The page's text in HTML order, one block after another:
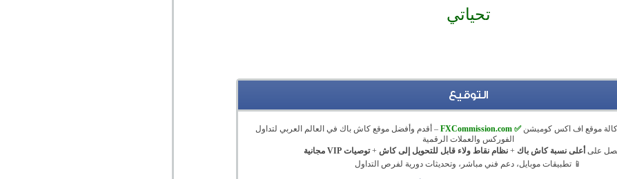
تحياتي
التوقيع
موقع اف اكس كوميشن✅ FXCommission.com
– أقدم وأفضل موقع كاش باك في العالم العربي لتداول
الفوركس والعملات الرقمية
على أعلى نسبة كاش باك +نظام نقاط ولاء قابل للتحويل إلى كاش +توصيات VIP مجانية
📱 تطبيقات موبايل، دعم فني مباشر، وتحديثات دورية لفرص التداول